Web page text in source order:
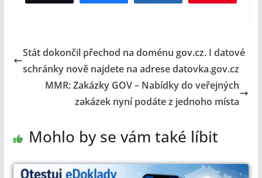
Stát dokončil přechod na doménu gov.cz. I datové
schránky nově najdete na adrese datovka.gov.cz
MMR: Zakázky GOV – Nabídky do veřejných
zakázek nyní podáte z jednoho místa
Mohlo by se vám také líbit